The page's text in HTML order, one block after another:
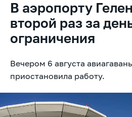
В аэропорту
второй раз за
ограничения
Вечером 6 августа
приостановила работу.